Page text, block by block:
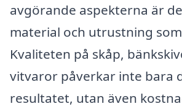
avgörande aspekterna är
material och utrustning
Kvaliteten på skåp,
vitvaror påverkar inte bara
resultatet, utan även